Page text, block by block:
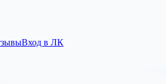
Вход в ЛК